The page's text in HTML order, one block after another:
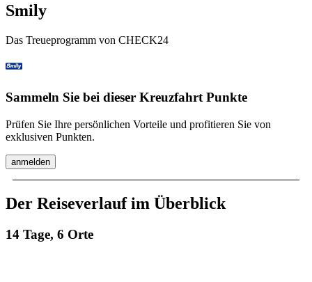
Smily
Das Treueprogramm von CHECK24
Sammeln Sie bei dieser Kreuzfahrt Punkte
Prüfen Sie Ihre persönlichen Vorteile und profitieren Sie von
exklusiven Punkten.
anmelden
Der Reiseverlauf im Überblick
14 Tage, 6 Orte